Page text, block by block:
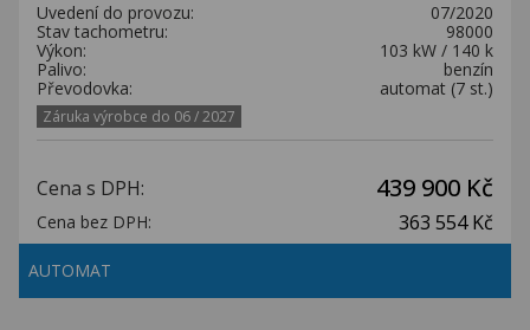
Uvedení do provozu:
07/2020
Stav tachometru:
98000
Výkon:
103 kW / 140 k
Palivo:
benzín
Převodovka:
automat (7 st.)
Záruka výrobce do 06 / 2027
Cena s DPH: 439 900 Kč
Cena bez DPH: 363 554 Kč
AUTOMAT